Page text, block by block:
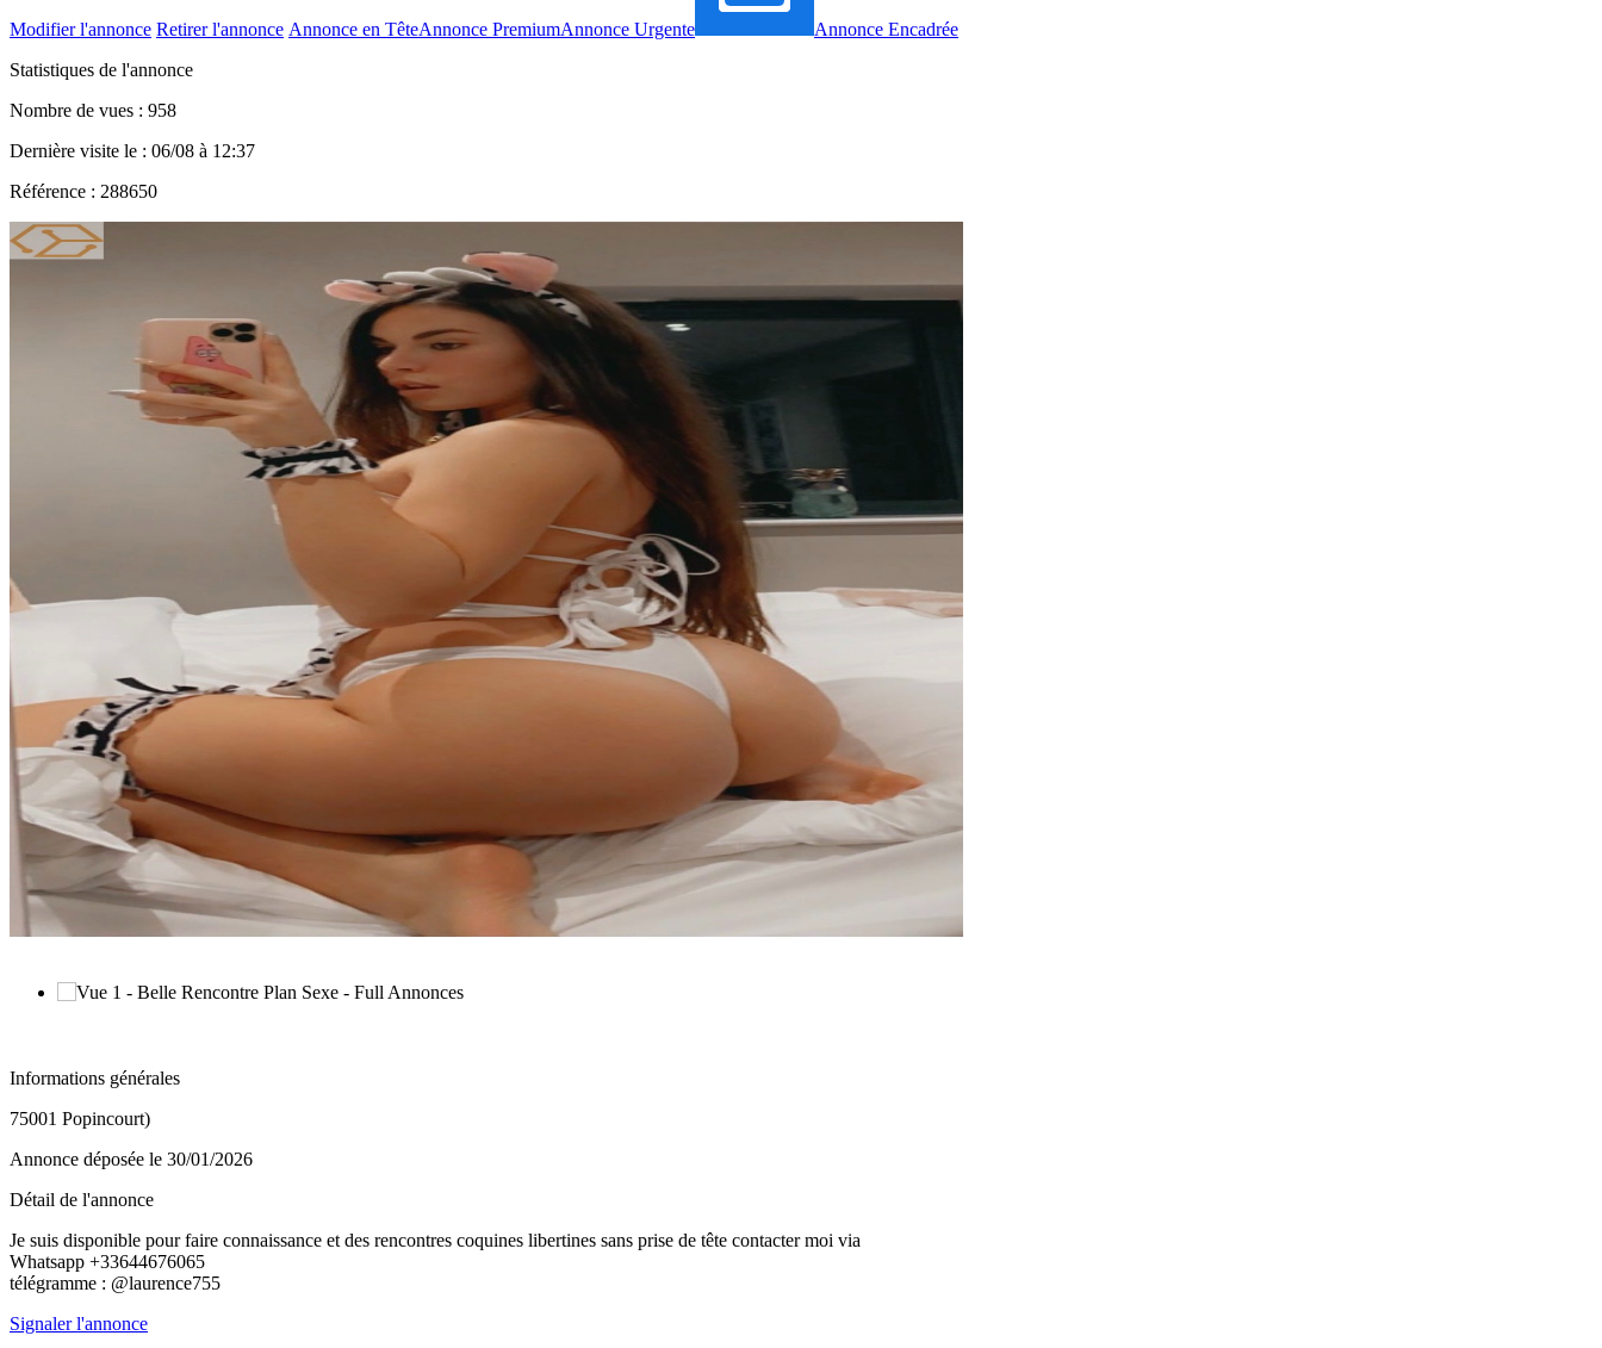
Modifier l'annonce Retirer l'annonce Annonce en TêteAnnonce PremiumAnnonce Urgente
Annonce Encadrée
Statistiques de l'annonce
Nombre de vues : 958
Dernière visite le : 06/08 à 12:37
Référence : 288650
Informations générales
75001 Popincourt)
Annonce déposée le 30/01/2026
Détail de l'annonce
Je suis disponible pour faire connaissance et des rencontres coquines libertines sans prise de tête contacter moi via
Whatsapp +33644676065
télégramme : @laurence755
Signaler l'annonce